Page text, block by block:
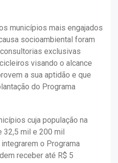
municípios mais engajados
socioambiental foram
exclusivas
visando o alcance
a sua aptidão e que
do Programa
cuja população na
32,5 mil e 200 mil
o Programa
receber até R$ 5